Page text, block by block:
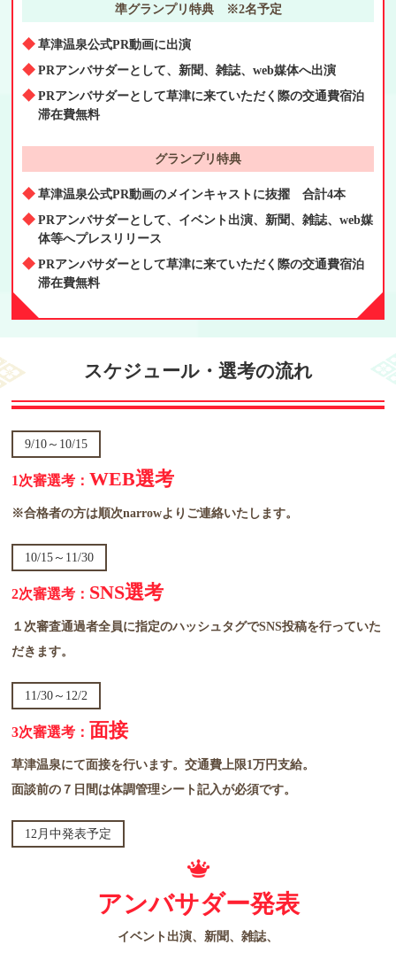
準グランプリ特典 ※2名予定
草津温泉公式PR動画に出演
PRアンバサダーとして、新聞、雑誌、web媒体へ出演
PRアンバサダーとして草津に来ていただく際の交通費宿泊
滞在費無料
グランプリ特典
草津温泉公式PR動画のメインキャストに抜擢 合計4本
PRアンバサダーとして、イベント出演、新聞、雑誌、web媒
体等へプレスリリース
PRアンバサダーとして草津に来ていただく際の交通費宿泊
滞在費無料
スケジュール・選考の流れ
9/10～10/15
1次審選考： WEB選考
※合格者の方は順次narrowよりご連絡いたします。
10/15～11/30
2次審選考： SNS選考
１次審査通過者全員に指定のハッシュタグでSNS投稿を行っていた
だきます。
11/30～12/2
3次審選考： 面接
草津温泉にて面接を行います。交通費上限1万円支給。
面談前の７日間は体調管理シート記入が必須です。
12月中発表予定
アンバサダー発表
イベント出演、新聞、雑誌、